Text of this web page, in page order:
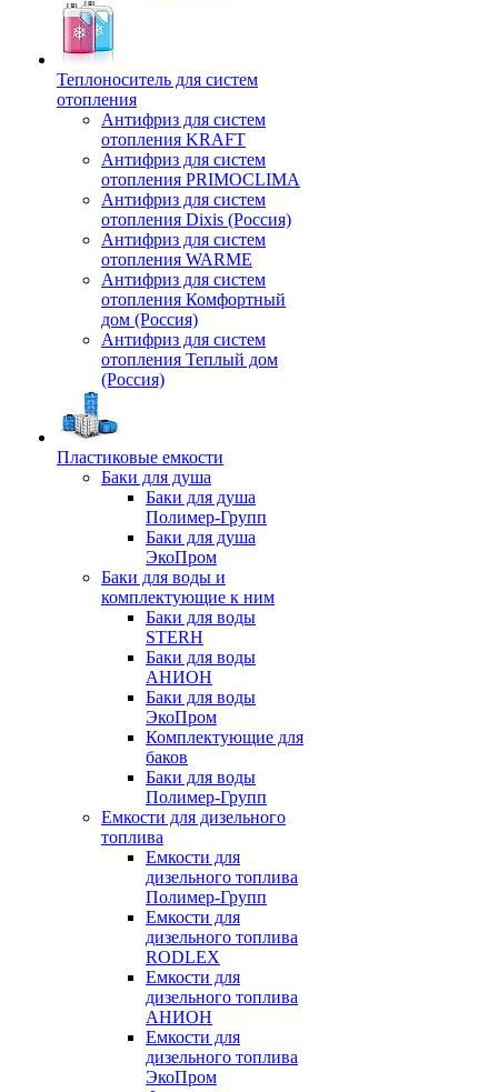
Теплоноситель для систем
отопления
Антифриз для систем
отопления KRAFT
Антифриз для систем
отопления PRIMOCLIMA
Антифриз для систем
отопления Dixis (Россия)
Антифриз для систем
отопления WARME
Антифриз для систем
отопления Комфортный
дом (Россия)
Антифриз для систем
отопления Теплый дом
(Россия)
Пластиковые емкости
Баки для душа
Баки для душа
Полимер-Групп
Баки для душа
ЭкоПром
Баки для воды и
комплектующие к ним
Баки для воды
STERH
Баки для воды
АНИОН
Баки для воды
ЭкоПром
Комплектующие для
баков
Баки для воды
Полимер-Групп
Емкости для дизельного
топлива
Емкости для
дизельного топлива
Полимер-Групп
Емкости для
дизельного топлива
RODLEX
Емкости для
дизельного топлива
АНИОН
Емкости для
дизельного топлива
ЭкоПром